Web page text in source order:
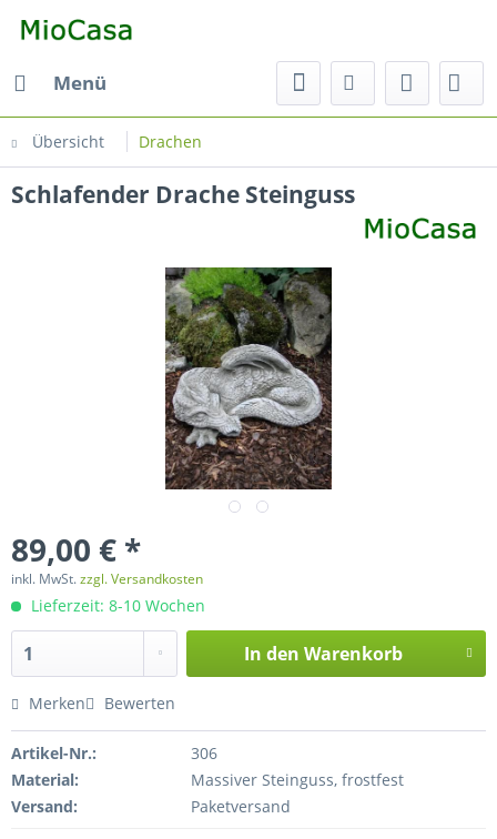
Menü
Übersicht Drachen
Schlafender Drache Steinguss
89,00 € *
inkl. MwSt.zzgl. Versandkosten
Lieferzeit: 8-10 Wochen
In den Warenkorb
Merken Bewerten
Artikel-Nr.:
306
Material:
Massiver Steinguss, frostfest
Versand:
Paketversand